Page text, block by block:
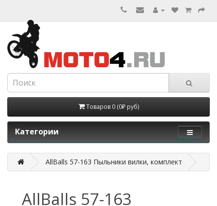
Товаров 0 (0₽ руб)
Категории
AllBalls 57-163 Пыльники вилки, комплект
AllBalls 57-163